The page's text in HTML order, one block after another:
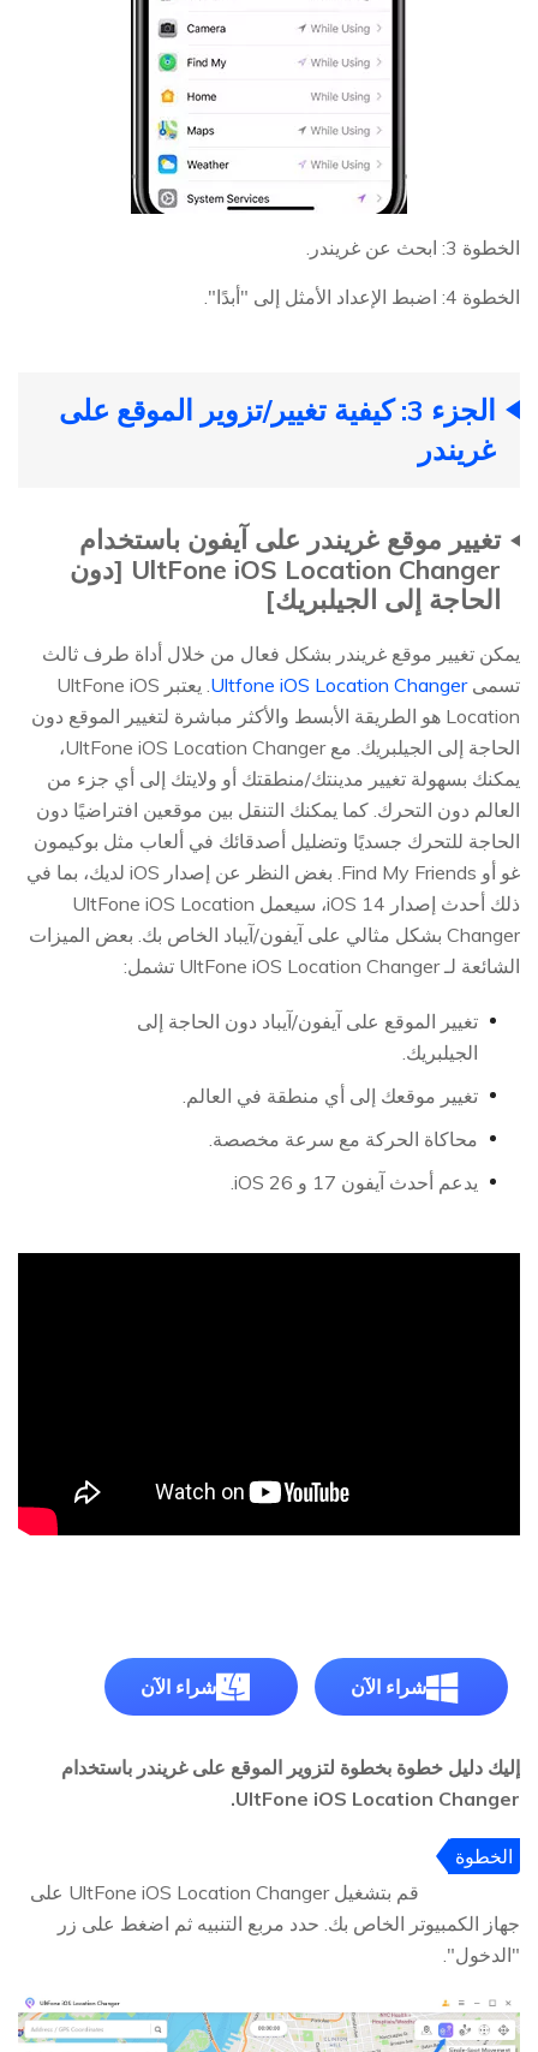
الخطوة 3: ابحث عن غريندر.
الخطوة 4: اضبط الإعداد الأمثل إلى "أبدًا".
الجزء 3: كيفية تغيير/تزوير الموقع على
غريندر
تغيير موقع غريندر على آيفون باستخدام
UltFone iOS Location Changer [دون
الحاجة إلى الجيلبريك]
يمكن تغيير موقع غريندر بشكل فعال من خلال أداة طرف ثالث
تسمىUltfone iOS Location Changer
. يعتبر UltFone iOS
Location هو الطريقة الأبسط والأكثر مباشرة لتغيير الموقع دون
الحاجة إلى الجيلبريك. مع UltFone iOS Location Changer،
يمكنك بسهولة تغيير مدينتك/منطقتك أو ولايتك إلى أي جزء من
العالم دون التحرك. كما يمكنك التنقل بين موقعين افتراضيًا دون
الحاجة للتحرك جسديًا وتضليل أصدقائك في ألعاب مثل بوكيمون
غو أو Find My Friends. بغض النظر عن إصدار iOS لديك، بما في
ذلك أحدث إصدار iOS 14، سيعمل UltFone iOS Location
Changer بشكل مثالي على آيفون/آيباد الخاص بك. بعض الميزات
الشائعة لـ UltFone iOS Location Changer تشمل:
تغيير الموقع على آيفون/آيباد دون الحاجة إلى
الجيلبريك.
تغيير موقعك إلى أي منطقة في العالم.
محاكاة الحركة مع سرعة مخصصة.
يدعم أحدث آيفون 17 و iOS 26.
شراء الآن شراء الآن
إليك دليل خطوة بخطوة لتزوير الموقع على غريندر باستخدام
UltFone iOS Location Changer.
الخطوة
قم بتشغيل UltFone iOS Location Changer على
جهاز الكمبيوتر الخاص بك. حدد مربع التنبيه ثم اضغط على زر
"الدخول".